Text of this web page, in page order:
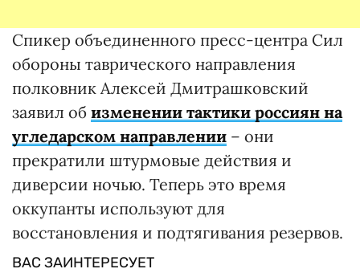
Спикер объединенного пресс-центра Сил
обороны таврического направления
полковник Алексей Дмитрашковский
заявил об изменении тактики россиян на
угледарском направлении – они
прекратили штурмовые действия и
диверсии ночью. Теперь это время
оккупанты используют для
восстановления и подтягивания резервов.
ВАС ЗАИНТЕРЕСУЕТ